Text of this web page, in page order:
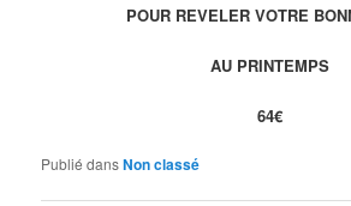
POUR REVELER VOTRE
AU PRINTEMPS
64€
Publié dansNon classé